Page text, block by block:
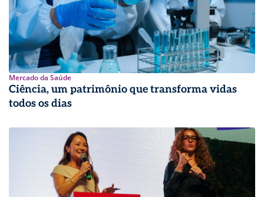
Mercado da Saúde
Ciência, um patrimônio que transforma vidas
todos os dias